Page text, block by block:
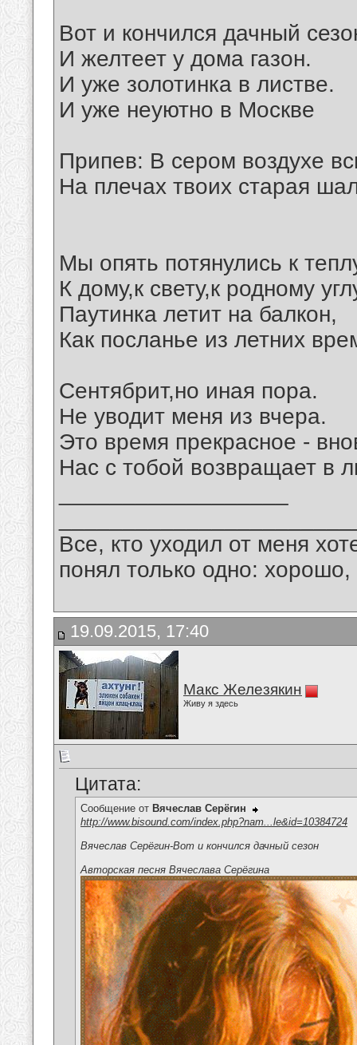
Вот и кончился дачный
И желтеет у дома газон.
И уже золотинка в листве.
И уже неуютно в Москве
Припев: В сером воздухе
На плечах твоих старая
Мы опять потянулись к
К дому,к свету,к родному
Паутинка летит на балкон,
Как посланье из летних
Сентябрит,но иная пора.
Не уводит меня из вчера.
Это время прекрасное -
Нас с тобой возвращает в
Все, кто уходил от меня
понял только одно:
19.09.2015, 17:40
Макс Железякин
Живу я здесь
Цитата:
Сообщение от Вячеслав Серёгин
http://www.bisound.com/index.php?nam...le&id=10384724
Вячеслав Серёгин-Вот и кончился дачный сезон
Авторская песня Вячеслава Серёгина